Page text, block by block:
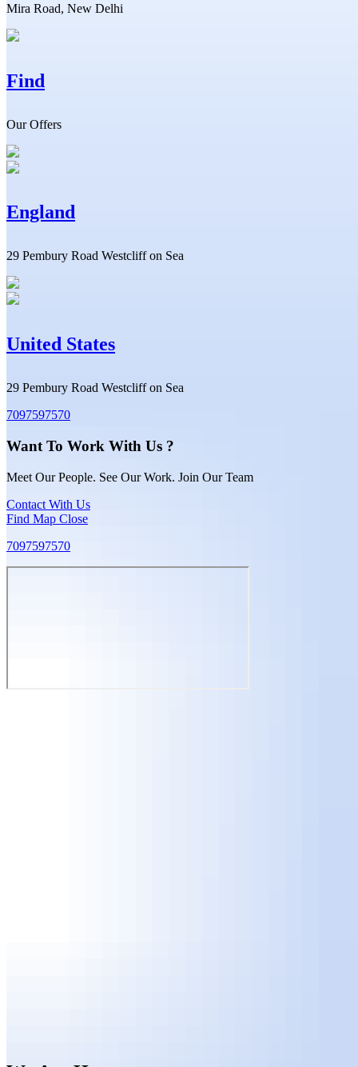
Mira Road, New Delhi
Find
Our Offers
England
29 Pembury Road Westcliff on Sea
United States
29 Pembury Road Westcliff on Sea
7097597570
Want To Work With Us ?
Meet Our People. See Our Work. Join Our Team
Contact With Us
Find Map Close
7097597570